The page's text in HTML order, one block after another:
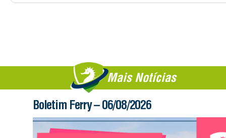
Mais Notícias
Boletim Ferry – 06/08/2026